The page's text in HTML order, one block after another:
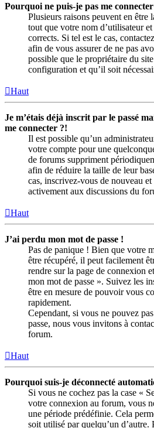
Pourquoi ne puis-je pas me
Plusieurs raisons peuvent en être
tout que votre nom d’utilisateur
corrects. Si tel est le cas,
afin de vous assurer de ne pas
possible que le propriétaire du
configuration et qu’il soit
Haut
Je m’étais déjà inscrit par le passé
me connecter ?!
Il est possible qu’un
votre compte pour une
de forums suppriment
afin de réduire la taille de leur
cas, inscrivez-vous de nouveau
activement aux discussions du
Haut
J’ai perdu mon mot de passe !
Pas de panique ! Bien que votre
être récupéré, il peut facilement
rendre sur la page de connexion
mon mot de passe ». Suivez les
être en mesure de pouvoir vous
rapidement.
Cependant, si vous ne pouvez
passe, nous vous invitons à
forum.
Haut
Pourquoi suis-je déconnecté
Si vous ne cochez pas la case «
votre connexion au forum, vous
une période prédéfinie. Cela
soit utilisé par quelqu’un d’autre.